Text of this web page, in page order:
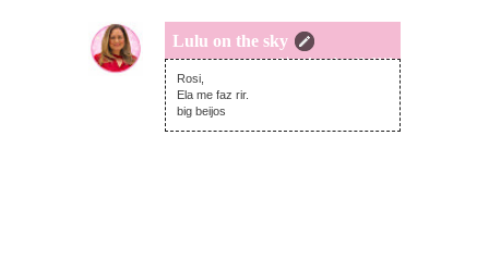
Lulu on the sky
terça-feira, dezembro 10, 2013
Rosi,
Ela me faz rir.
big beijos